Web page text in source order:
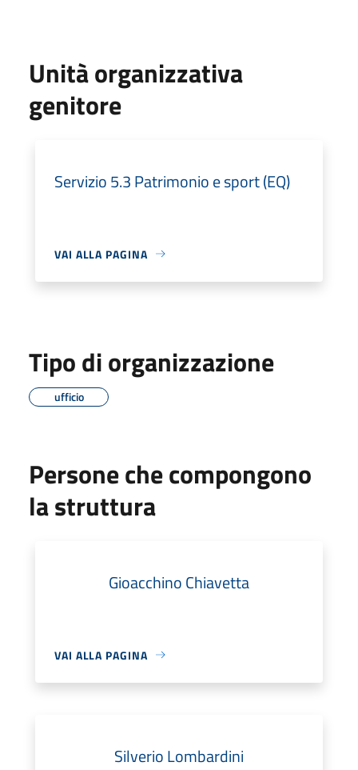
Unità organizzativa
genitore
Servizio 5.3 Patrimonio e sport (EQ)
VAI ALLA PAGINA
Tipo di organizzazione
ufficio
Persone che compongono
la struttura
Gioacchino Chiavetta
VAI ALLA PAGINA
Silverio Lombardini